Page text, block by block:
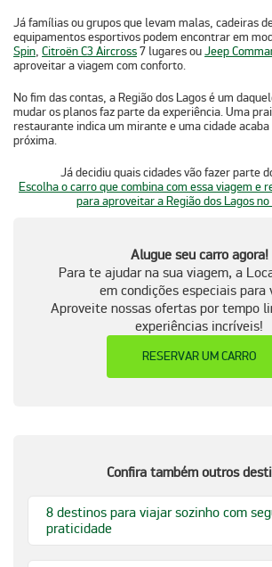
Já famílias ou grupos que levam malas, cadeiras
equipamentos esportivos podem encontrar em
Spin, Citroën C3 Aircross7 lugaresouJeep
aproveitar a viagem com conforto.
No fim das contas, a Região dos Lagos é um
mudar os planos faz parte da experiência. Uma
restaurante indica um mirante e uma cidade
próxima.
Já decidiu quais cidades vão fazer parte
Escolha o carro que combina com essa viagem e
para aproveitar a Região dos Lagos
Alugue seu carro agora!
Para te ajudar na sua viagem, a
em condições especiais para
Aproveite nossas ofertas por tempo
experiências incríveis!
RESERVAR UM CARRO
Confira também outros
8 destinos para viajar sozinho com
praticidade